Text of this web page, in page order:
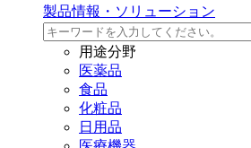
製品情報・ソリューション
用途分野
医薬品
食品
化粧品
日用品